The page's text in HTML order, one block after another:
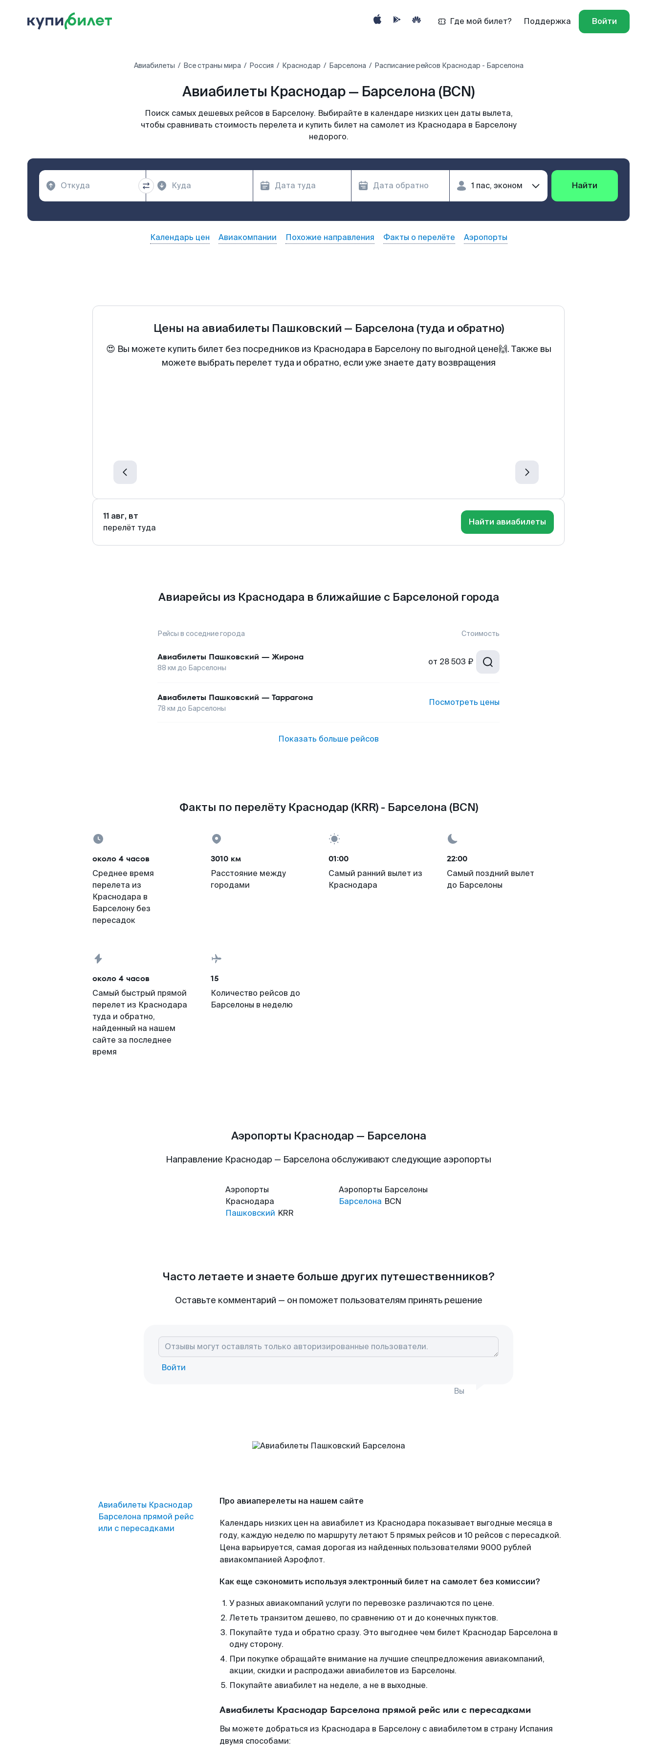
Где мой билет? Поддержка Войти
Авиабилеты Все страны мира Россия Краснодар Барселона Расписание рейсов Краснодар - Барселона
Авиабилеты Краснодар — Барселона (BCN)
Поиск самых дешевых рейсов в Барселону. Выбирайте в календаре низких цен даты вылета,
чтобы сравнивать стоимость перелета и купить билет на самолет из Краснодара в Барселону
недорого.
Найти
Календарь цен Авиакомпании Похожие направления Факты о перелёте Аэропорты
Цены на авиабилеты Пашковский — Барселона (туда и обратно)
😍 Вы можете купить билет без посредников из Краснодара в Барселону по выгодной цене🙌. Также вы
можете выбрать перелет туда и обратно, если уже знаете дату возвращения
11 авг, вт
перелёт туда
Найти авиабилеты
Авиарейсы из Краснодара в ближайшие с Барселоной города
Рейсы в соседние города Стоимость
Авиабилеты Пашковский — Жирона
88 км до Барселоны
от 28 503 ₽
Авиабилеты Пашковский — Таррагона
78 км до Барселоны
Посмотреть цены
Показать больше рейсов
Факты по перелёту Краснодар (KRR) - Барселона (BCN)
около 4 часов
Среднее время
перелета из
Краснодара в
Барселону без
пересадок
3010 км
Расстояние между
городами
01:00
Самый ранний вылет из
Краснодара
22:00
Самый поздний вылет
до Барселоны
около 4 часов
Самый быстрый прямой
перелет из Краснодара
туда и обратно,
найденный на нашем
сайте за последнее
время
15
Количество рейсов до
Барселоны в неделю
Аэропорты Краснодар — Барселона
Направление Краснодар — Барселона обслуживают следующие аэропорты
Аэропорты
Краснодара
Пашковский KRR
Аэропорты Барселоны
Барселона BCN
Часто летаете и знаете больше других путешественников?
Оставьте комментарий — он поможет пользователям принять решение
Войти
Вы
Авиабилеты Краснодар
Барселона прямой рейс
или с пересадками
Про авиаперелеты на нашем сайте
Календарь низких цен на авиабилет из Краснодара показывает выгодные месяца в
году, каждую неделю по маршруту летают 5 прямых рейсов и 10 рейсов с пересадкой.
Цена варьируется, самая дорогая из найденных пользователями 9000 рублей
авиакомпанией Аэрофлот.
Как еще сэкономить используя электронный билет на самолет без комиссии?
У разных авиакомпаний услуги по перевозке различаются по цене.
Лететь транзитом дешево, по сравнению от и до конечных пунктов.
Покупайте туда и обратно сразу. Это выгоднее чем билет Краснодар Барселона в
одну сторону.
При покупке обращайте внимание на лучшие спецпредложения авиакомпаний,
акции, скидки и распродажи авиабилетов из Барселоны.
Покупайте авиабилет на неделе, а не в выходные.
Авиабилеты Краснодар Барселона прямой рейс или с пересадками
Вы можете добраться из Краснодара в Барселону с авиабилетом в страну Испания
двумя способами: